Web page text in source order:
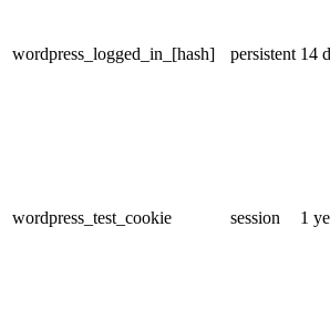
wordpress_logged_in_[hash] persistent 14
wordpress_test_cookie session 1